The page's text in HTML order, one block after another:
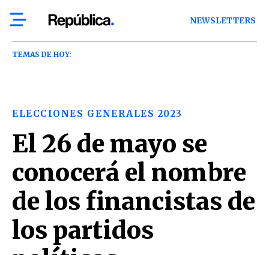
NEWSLETTERS
TEMAS DE HOY:
ELECCIONES GENERALES 2023
El 26 de mayo se
conocerá el nombre
de los financistas de
los partidos